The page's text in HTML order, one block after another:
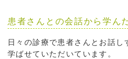
患者さんとの会話から学ん
日々の診療で患者さんとお話し
学ばせていただいています。